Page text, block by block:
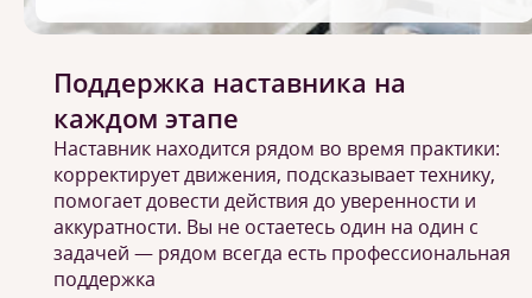
Поддержка наставника на
каждом этапе
Наставник находится рядом во время практики:
корректирует движения, подсказывает технику,
помогает довести действия до уверенности и
аккуратности. Вы не остаетесь один на один с
задачей — рядом всегда есть профессиональная
поддержка